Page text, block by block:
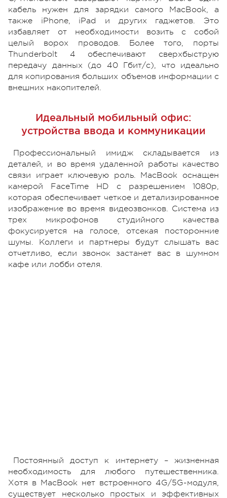
кабель нужен для зарядки самого MacBook, а
также iPhone, iPad и других гаджетов. Это
избавляет от необходимости возить с собой
целый ворох проводов. Более того, порты
Thunderbolt 4 обеспечивают сверхбыструю
передачу данных (до 40 Гбит/с), что идеально
для копирования больших объемов информации с
внешних накопителей.
Идеальный мобильный офис:
устройства ввода и коммуникации
Профессиональный имидж складывается из
деталей, и во время удаленной работы качество
связи играет ключевую роль. MacBook оснащен
камерой FaceTime HD с разрешением 1080p,
которая обеспечивает четкое и детализированное
изображение во время видеозвонков. Система из
трех микрофонов студийного качества
фокусируется на голосе, отсекая посторонние
шумы. Коллеги и партнеры будут слышать вас
отчетливо, если звонок застанет вас в шумном
кафе или лобби отеля.
Постоянный доступ к интернету – жизненная
необходимость для любого путешественника.
Хотя в MacBook нет встроенного 4G/5G-модуля,
существует несколько простых и эффективных